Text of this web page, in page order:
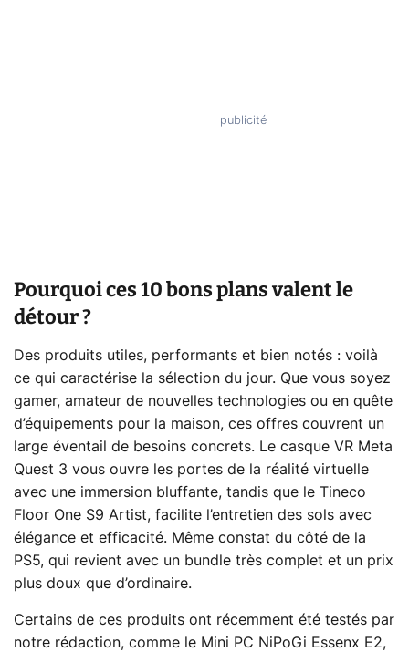
Pourquoi ces 10 bons plans valent le
détour ?
Des produits utiles, performants et bien notés : voilà
ce qui caractérise la sélection du jour. Que vous soyez
gamer, amateur de nouvelles technologies ou en quête
d’équipements pour la maison, ces offres couvrent un
large éventail de besoins concrets. Le casque VR Meta
Quest 3 vous ouvre les portes de la réalité virtuelle
avec une immersion bluffante, tandis que le Tineco
Floor One S9 Artist, facilite l’entretien des sols avec
élégance et efficacité. Même constat du côté de la
PS5, qui revient avec un bundle très complet et un prix
plus doux que d’ordinaire.
Certains de ces produits ont récemment été testés par
notre rédaction, comme le Mini PC NiPoGi Essenx E2,